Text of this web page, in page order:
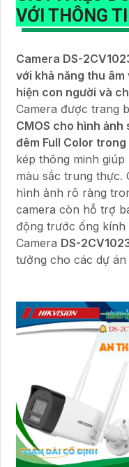
VỚI THÔNG
Camera DS-
với khả năng thu
hiện con người và
Camera được trang
CMOS cho hình ảnh
đêm Full Color
kép thông minh
màu sắc trung thực.
hình ảnh rõ ràng
camera còn hỗ trợ
động trước ống kính
Camera DS-
tưởng cho các dự